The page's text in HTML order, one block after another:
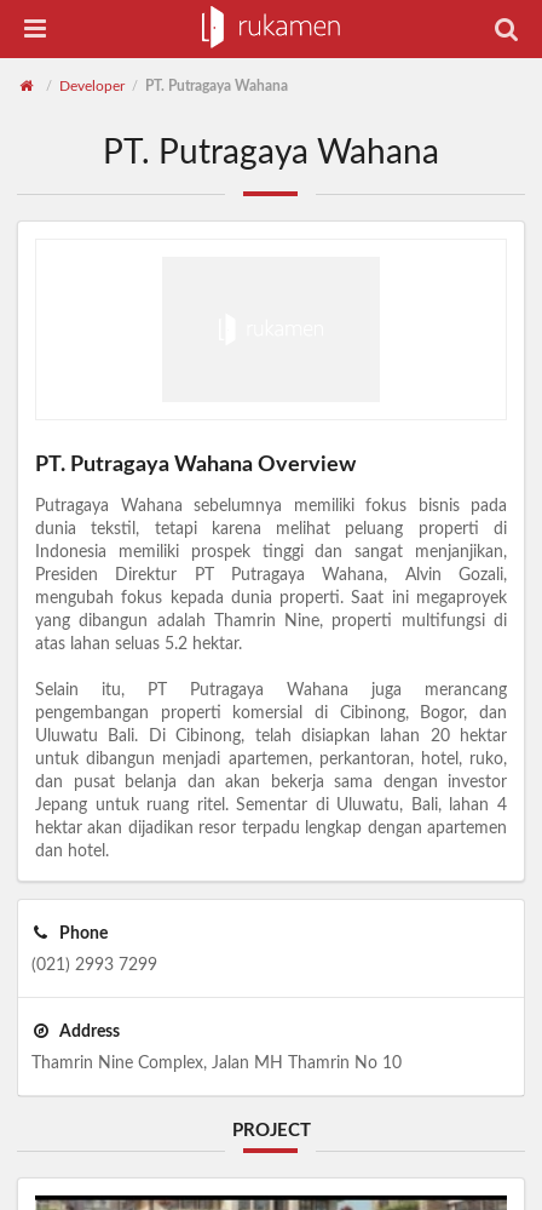
/ Developer / PT. Putragaya Wahana
PT. Putragaya Wahana
PT. Putragaya Wahana Overview
Putragaya Wahana sebelumnya memiliki fokus bisnis pada
dunia tekstil, tetapi karena melihat peluang properti di
Indonesia memiliki prospek tinggi dan sangat menjanjikan,
Presiden Direktur PT Putragaya Wahana, Alvin Gozali,
mengubah fokus kepada dunia properti. Saat ini megaproyek
yang dibangun adalah Thamrin Nine, properti multifungsi di
atas lahan seluas 5.2 hektar.
Selain itu, PT Putragaya Wahana juga merancang
pengembangan properti komersial di Cibinong, Bogor, dan
Uluwatu Bali. Di Cibinong, telah disiapkan lahan 20 hektar
untuk dibangun menjadi apartemen, perkantoran, hotel, ruko,
dan pusat belanja dan akan bekerja sama dengan investor
Jepang untuk ruang ritel. Sementar di Uluwatu, Bali, lahan 4
hektar akan dijadikan resor terpadu lengkap dengan apartemen
dan hotel.
Phone
(021) 2993 7299
Address
Thamrin Nine Complex, Jalan MH Thamrin No 10
PROJECT